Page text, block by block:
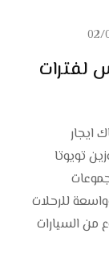
02/
لفترات
ايجار
تويوتا
للرحلات
هذا النوع من السيارات